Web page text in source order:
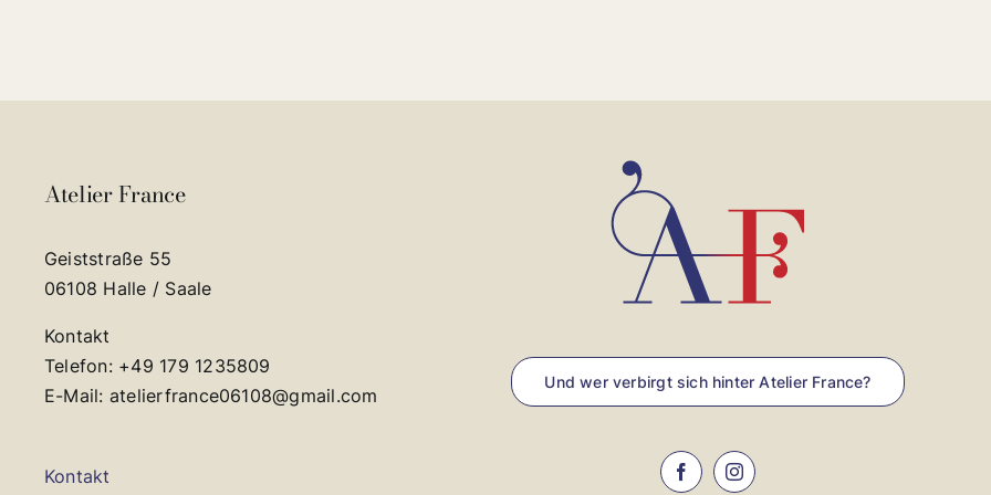
Atelier France
Geiststraße 55
06108 Halle / Saale
Kontakt
Telefon: +49 179 1235809
E-Mail: atelierfrance06108@gmail.com
Kontakt
Und wer verbirgt sich hinter Atelier France?